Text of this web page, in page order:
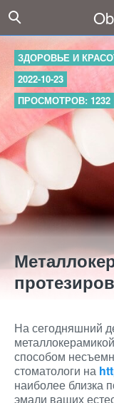
ЗДОРОВЬЕ И
2022-10-23
ПРОСМОТРОВ: 1232
На сегодняшний
способом
стоматологи на
наиболее близка
эмали ваших